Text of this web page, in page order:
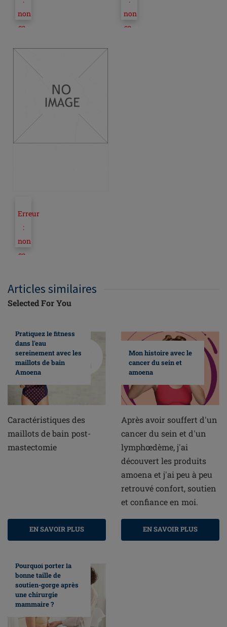
non
ca-
parcours
non
ca-
Erreur
:
non
ca-
de
navigation
la
référence
du
produit
45932
Articles similaires
Selected For You
Pratiquez le fitness
dans l'eau
sereinement avec les
maillots de bain
Amoena
Caractéristiques des
maillots de bain post-
mastectomie
EN SAVOIR PLUS
Mon histoire avec le
cancer du sein et
amoena
Après avoir souffert d'un
cancer du sein et d'un
lymphœdème, j'ai
découvert les produits
amoena et j'ai peu à peu
retrouvé confort, soutien
et confiance en moi.
EN SAVOIR PLUS
Pourquoi porter la
bonne taille de
soutien-gorge après
une chirurgie
mammaire ?